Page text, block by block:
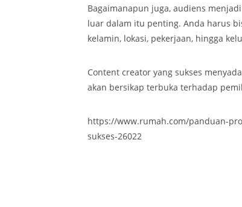
Bagaimanapun juga, audiens
luar dalam itu penting. Anda harus
kelamin, lokasi, pekerjaan, hingga
Content creator yang sukses
akan bersikap terbuka terhadap
https://www.rumah.com/panduan-
sukses-26022